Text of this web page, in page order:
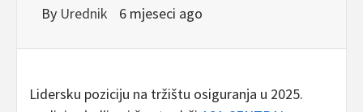
By Urednik 6 mjeseci ago
Lidersku poziciju na tržištu osiguranja u 2025.